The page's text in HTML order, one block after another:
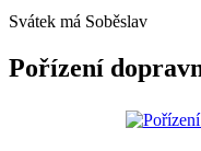
Svátek má Soběslav
Pořízení